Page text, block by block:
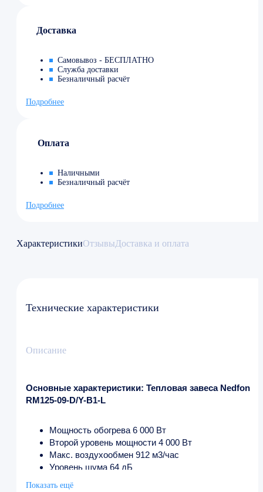
Доставка
Самовывоз - БЕСПЛАТНО
Служба доставки
Безналичный расчёт
Подробнее
Оплата
Наличными
Безналичный расчёт
Подробнее
ХарактеристикиОтзывыДоставка и оплата
Технические характеристики
Описание
Основные характеристики: Тепловая завеса Nedfon
RM125-09-D/Y-B1-L
Мощность обогрева 6 000 Вт
Второй уровень мощности 4 000 Вт
Макс. воздухообмен 912 м3/час
Уровень шума 64 дБ
Показать ещё